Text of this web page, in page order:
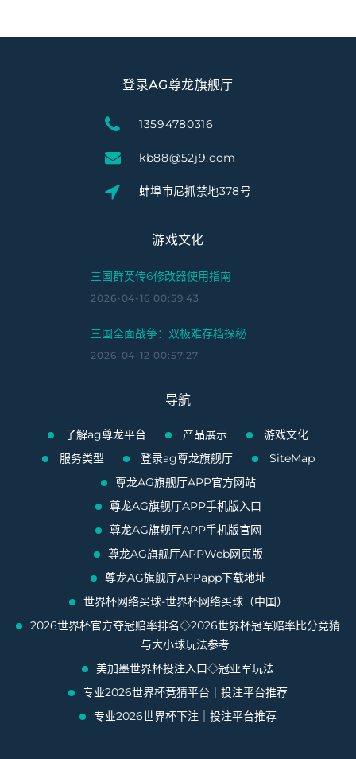
登录AG尊龙旗舰厅
13594780316
kb88@52j9.com
蚌埠市尼抓禁地378号
游戏文化
三国群英传6修改器使用指南
2026-04-16 00:59:43
三国全面战争：双极难存档探秘
2026-04-12 00:57:27
导航
了解ag尊龙平台 产品展示
游戏文化
服务类型
登录ag尊龙旗舰厅
SiteMap
尊龙AG旗舰厅APP官方网站
尊龙AG旗舰厅APP手机版入口
尊龙AG旗舰厅APP手机版官网
尊龙AG旗舰厅APPWeb网页版
尊龙AG旗舰厅APPapp下载地址
世界杯网络买球-世界杯网络买球（中国）
2026世界杯官方夺冠赔率排名◇2026世界杯冠军赔率比分竞猜
与大小球玩法参考
美加墨世界杯投注入口◇冠亚军玩法
专业2026世界杯竞猜平台｜投注平台推荐
专业2026世界杯下注｜投注平台推荐